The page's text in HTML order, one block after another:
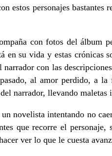
estos personajes
con fotos del álbum
su vida y estas
con las
al amor perdido, a
narrador, llevando
novelista intentando no
que recorre el personaje,
ver lo que le cuesta